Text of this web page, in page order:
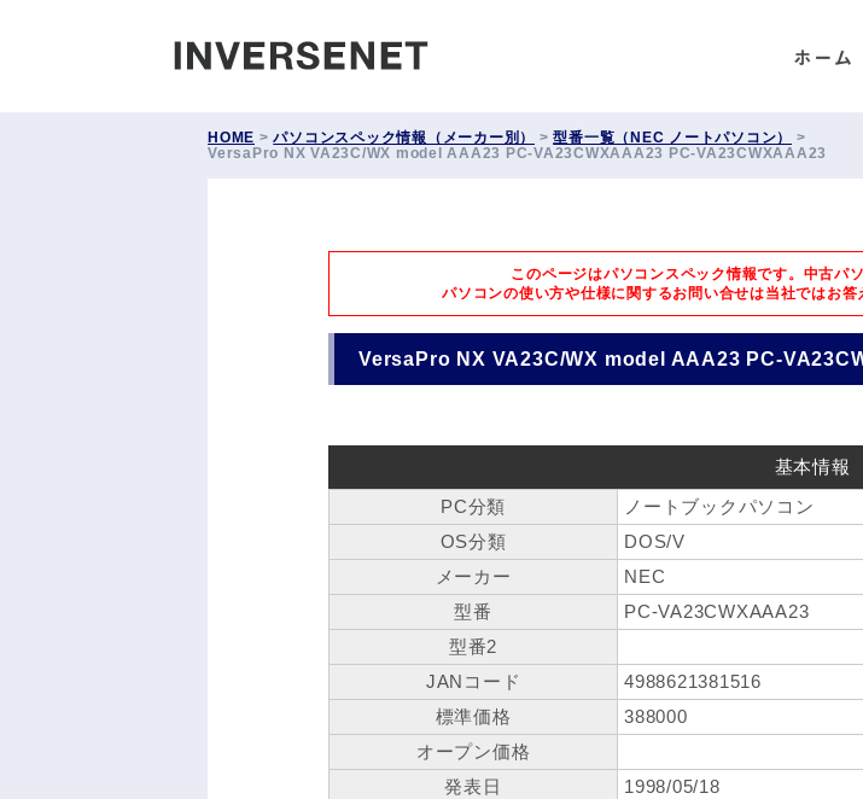
HOME >パソコンスペック情報（メーカー別） >型番一覧（NEC ノートパソコン）
>
VersaPro NX VA23C/WX model AAA23 PC-VA23CWXAAA23 PC-VA23CWXAAA23
このページはパソコンスペック情報です。中古パ
パソコンの使い方や仕様に関するお問い合せは当社ではお答
VersaPro NX VA23C/WX model AAA23 PC-
基本情報
PC分類
ノートブックパソコン
OS分類
DOS/V
メーカー
NEC
型番
PC-VA23CWXAAA23
型番2
JANコード
4988621381516
標準価格
388000
オープン価格
発表日
1998/05/18